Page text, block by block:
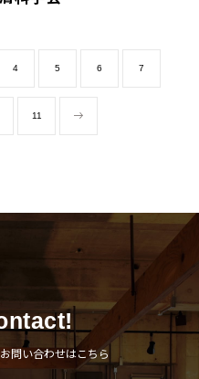
4 5 6 7
11
問い合わせはこちら